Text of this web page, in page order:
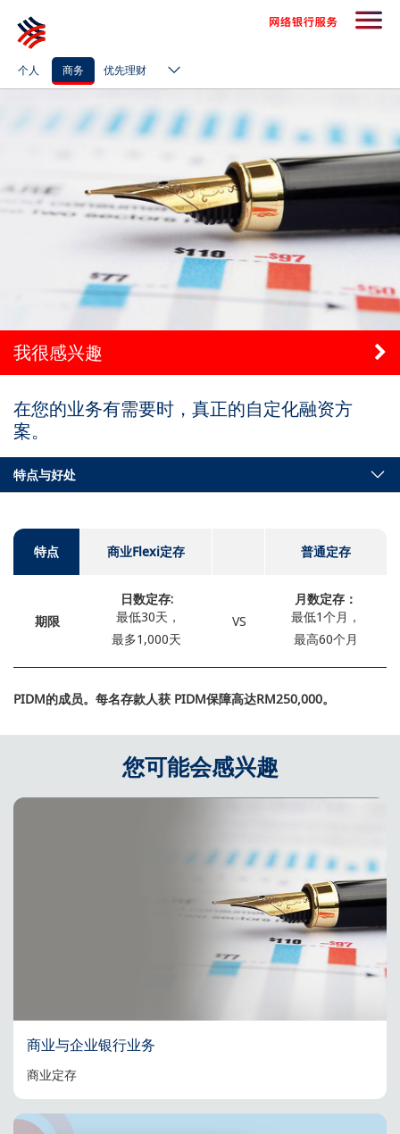
个人 商务 优先理财
在您的业务有需要时，真正的自定化融资方
案。
我很感兴趣
特点与好处
特点 商业Flexi定存 普通定存
期限
日数定存:
最低30天，
最多1,000天
VS
月数定存：
最低1个月，
最高60个月
PIDM的成员。每名存款人获 PIDM保障高达RM250,000。
您可能会感兴趣
商业与企业银行业务
商业定存